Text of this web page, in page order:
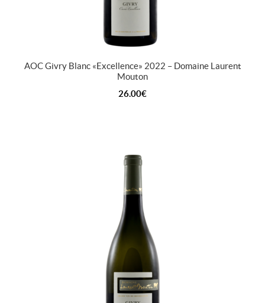
AOC Givry Blanc « Excellence » 2022 – Domaine Laurent
Mouton
26.00€